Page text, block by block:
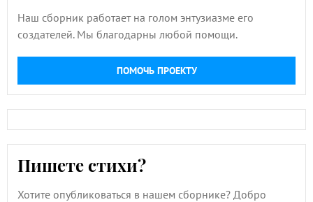
Наш сборник работает на голом энтузиазме его
создателей. Мы благодарны любой помощи.
ПОМОЧЬ ПРОЕКТУ
Пишете стихи?
Хотите опубликоваться в нашем сборнике? Добро